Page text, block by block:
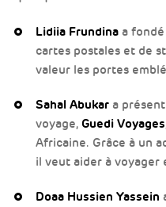
Lidiia Frundinaa fondé
cartes postales et de
valeur les portes
Sahal Abukara
voyage, Guedi Voyages
Africaine. Grâce à un
il veut aider à
Doaa Hussien Yassein